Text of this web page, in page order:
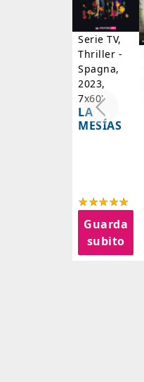
Serie TV,
Thriller -
Spagna,
2023,
7x60'
LA
MESÍAS
Guarda
subito